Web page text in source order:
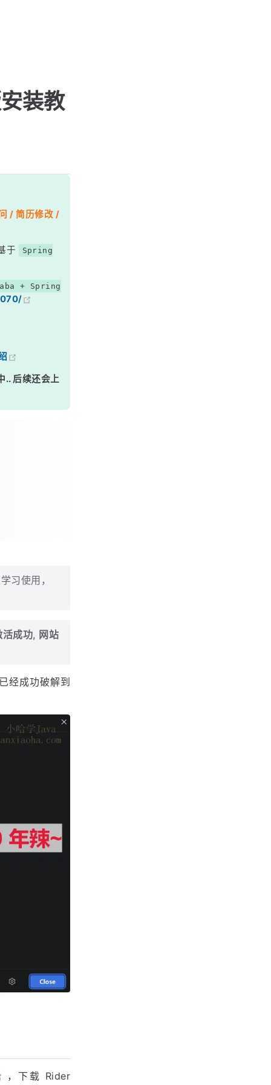
装教
/ 简历修改 /
于
Spring
+ Spring
.. 后续还会上
习使用，
成功, 网站
经成功破解到